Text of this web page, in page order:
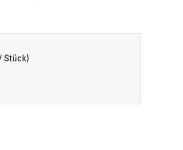
Cream-Cheesecake "New
Stück)